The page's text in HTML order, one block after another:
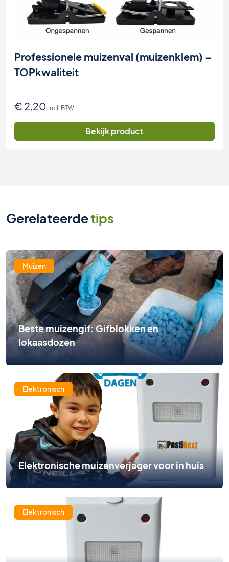
Professionele muizenval (muizenklem) –
TOPkwaliteit
€ 2,20 Incl. BTW
Bekijk product
Gerelateerdetips
Muizen
Beste muizengif: Gifblokken en
lokaasdozen
Elektronisch
Elektronische muizenverjager voor in huis
Elektronisch